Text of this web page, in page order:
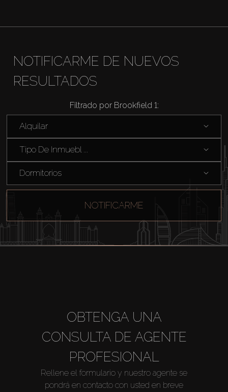
Sobre Plano
About Us
NOTIFICARME DE NUEVOS
RESULTADOS
Filtrado por Brookfield 1:
Alquilar
Tipo De Inmuebl ...
Dormitorios
NOTIFICARME
OBTENGA UNA
CONSULTA DE AGENTE
PROFESIONAL
Rellene el formulario y nuestro agente se
pondrá en contacto con usted en breve